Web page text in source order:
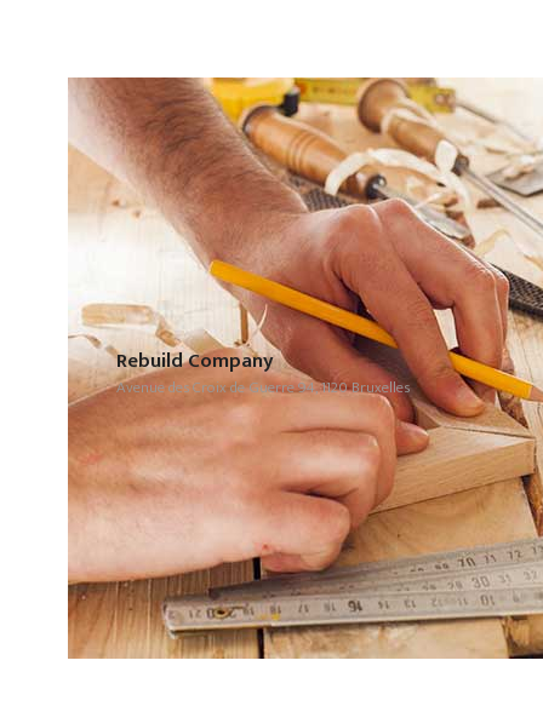
Rebuild Company
Avenue des Croix de Guerre 94, 1120 Bruxelles